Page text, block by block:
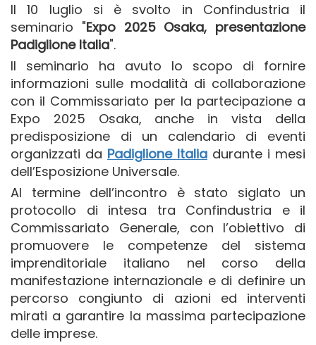
Il 10 luglio si è svolto in Confindustria il
seminario "Expo 2025 Osaka, presentazione
Padiglione Italia".
Il seminario ha avuto lo scopo di fornire
informazioni sulle modalità di collaborazione
con il Commissariato per la partecipazione a
Expo 2025 Osaka, anche in vista della
predisposizione di un calendario di eventi
organizzati da Padiglione Italia durante i mesi
dell’Esposizione Universale.
Al termine dell’incontro è stato siglato un
protocollo di intesa tra Confindustria e il
Commissariato Generale, con l’obiettivo di
promuovere le competenze del sistema
imprenditoriale italiano nel corso della
manifestazione internazionale e di definire un
percorso congiunto di azioni ed interventi
mirati a garantire la massima partecipazione
delle imprese.